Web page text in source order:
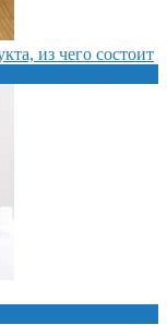
из чего состоит